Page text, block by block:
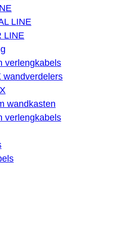
LINE
LINE
verlengkabels
wandverdelers
wandkasten
verlengkabels